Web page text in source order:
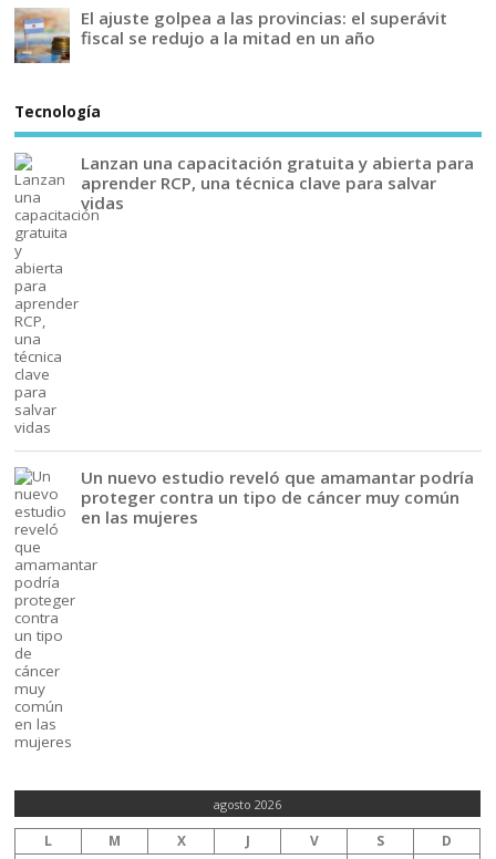
El ajuste golpea a las provincias: el superávit
fiscal se redujo a la mitad en un año
Tecnología
Lanzan una capacitación gratuita y abierta para
aprender RCP, una técnica clave para salvar
vidas
Un nuevo estudio reveló que amamantar podría
proteger contra un tipo de cáncer muy común
en las mujeres
agosto 2026
L M X J V S
D